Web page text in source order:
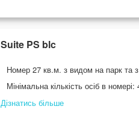
Suite PS blc
Номер 27 кв.м. з видом на парк та
Мінімальна кількість осіб в
Дізнатись більше